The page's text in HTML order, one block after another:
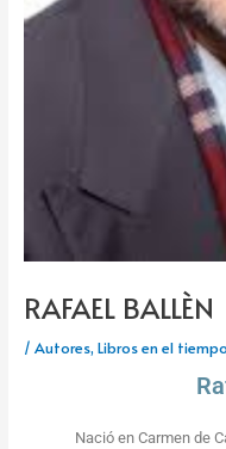
RAFAEL BALLÈN
/ Autores, Libros en el tiempo
Nació en Carmen de